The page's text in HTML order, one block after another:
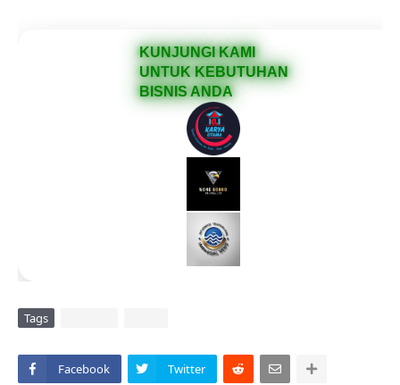
KUNJUNGI KAMI
UNTUK KEBUTUHAN
BISNIS ANDA
Tags
Facebook Twitter